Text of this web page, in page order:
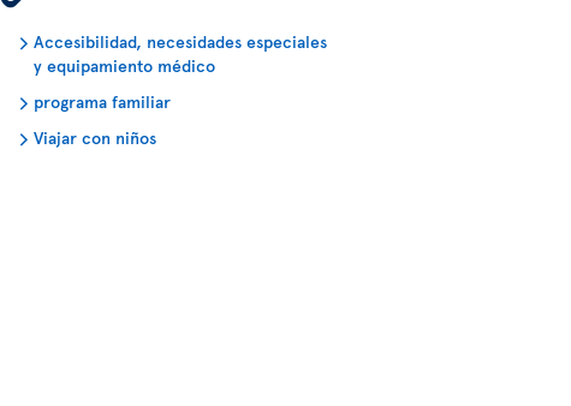
Accesibilidad, necesidades especiales
y equipamiento médico
programa familiar
Viajar con niños